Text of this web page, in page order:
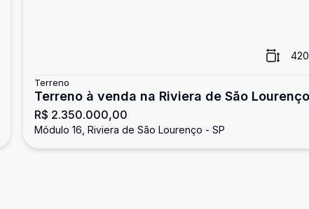
420
Terreno
Terreno à venda na Riviera de São Lourenço
R$ 2.350.000,00
Módulo 16, Riviera de São Lourenço - SP